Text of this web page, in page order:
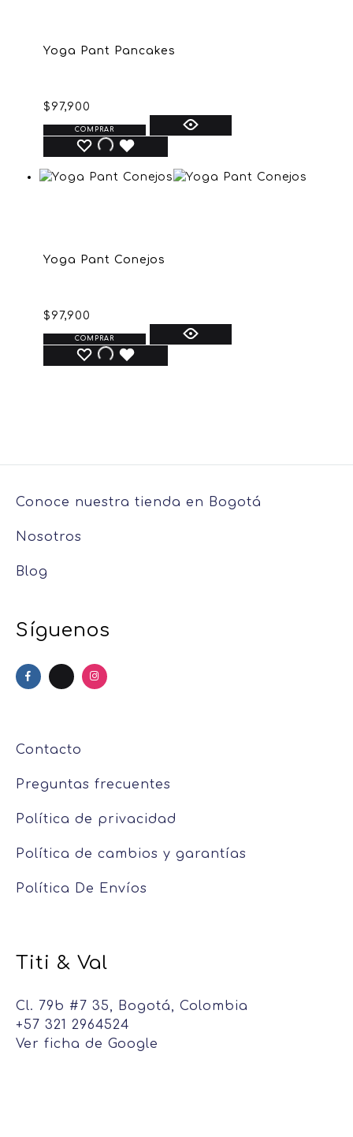
Yoga Pant Pancakes
$ 97,900
COMPRAR
Yoga Pant Conejos
$ 97,900
COMPRAR
Conoce nuestra tienda en Bogotá
Nosotros
Blog
Síguenos
Contacto
Preguntas frecuentes
Política de privacidad
Política de cambios y garantías
Política De Envíos
Titi & Val
Cl. 79b #7 35, Bogotá, Colombia
+57 321 2964524
Ver ficha de Google